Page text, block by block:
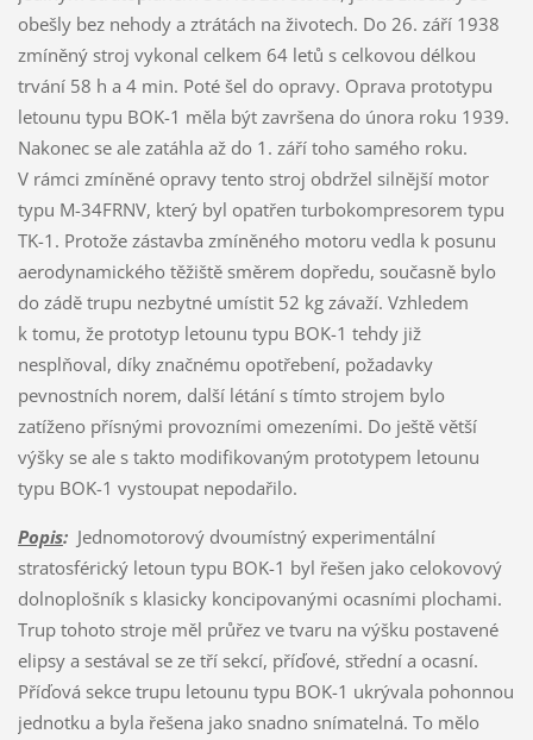
Popis:Jednomotorový dvoumístný experimentální
stratosférický letoun typu BOK-1 byl řešen jako celokovový
dolnoplošník s klasicky koncipovanými ocasními plochami.
Trup tohoto stroje měl průřez ve tvaru na výšku postavené
elipsy a sestával se ze tří sekcí, příďové, střední a ocasní.
Příďová sekce trupu letounu typu BOK-1 ukrývala pohonnou
jednotku a byla řešena jako snadno snímatelná. To mělo